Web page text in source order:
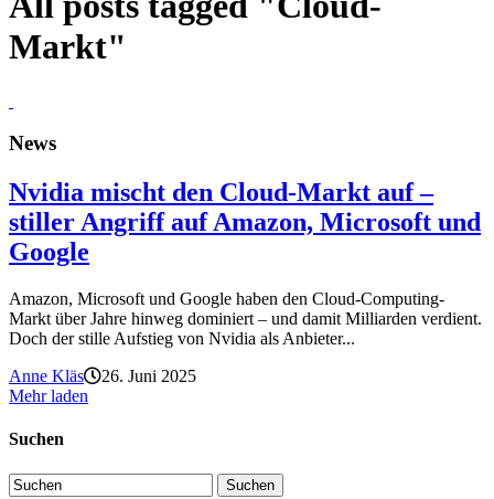
Markt"
News
Nvidia mischt den Cloud-Markt auf –
stiller Angriff auf Amazon, Microsoft und
Google
Amazon, Microsoft und Google haben den Cloud-Computing-
Markt über Jahre hinweg dominiert – und damit Milliarden verdient.
Doch der stille Aufstieg von Nvidia als Anbieter...
Anne Kläs
26. Juni 2025
Mehr laden
Suchen